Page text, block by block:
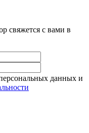
свяжется с вами в
данных и